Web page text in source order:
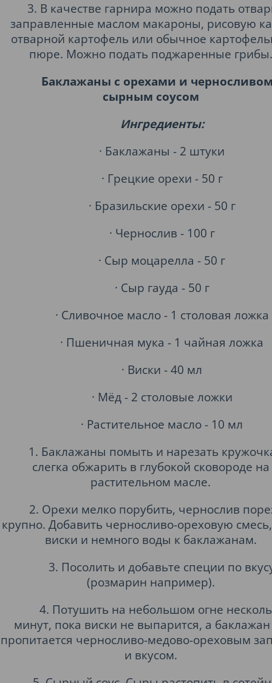
3. В качестве гарнира можно подать
заправленные маслом макароны, рисовую
отварной картофель или обычное
пюре. Можно подать поджаренные грибы.
Баклажаны с орехами и
сырным соусом
Ингредиенты:
· Баклажаны - 2 штуки
· Грецкие орехи - 50 г
· Бразильские орехи - 50 г
· Чернослив - 100 г
· Сыр моцарелла - 50 г
· Сыр гауда - 50 г
· Сливочное масло - 1 столовая ложка
· Пшеничная мука - 1 чайная ложка
· Виски - 40 мл
· Мёд - 2 столовые ложки
· Растительное масло - 10 мл
1. Баклажаны помыть и нарезать
слегка обжарить в глубокой сковороде на
растительном масле.
2. Орехи мелко порубить, чернослив
крупно. Добавить черносливо-ореховую
виски и немного воды к баклажанам.
3. Посолить и добавьте специи по
(розмарин например).
4. Потушить на небольшом огне
минут, пока виски не выпарится, а
пропитается черносливо-медово-ореховым
и вкусом.